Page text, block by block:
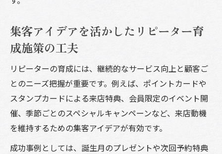
集客アイデアを活かしたリピーター育
成施策の工夫
リピーターの育成には、継続的なサービス向上と顧客ご
とのニーズ把握が重要です。例えば、ポイントカードや
スタンプカードによる来店特典、会員限定のイベント開
催、季節ごとのスペシャルキャンペーンなど、来店動機
を維持するための集客アイデアが有効です。
成功事例としては、誕生月のプレゼントや次回予約特典